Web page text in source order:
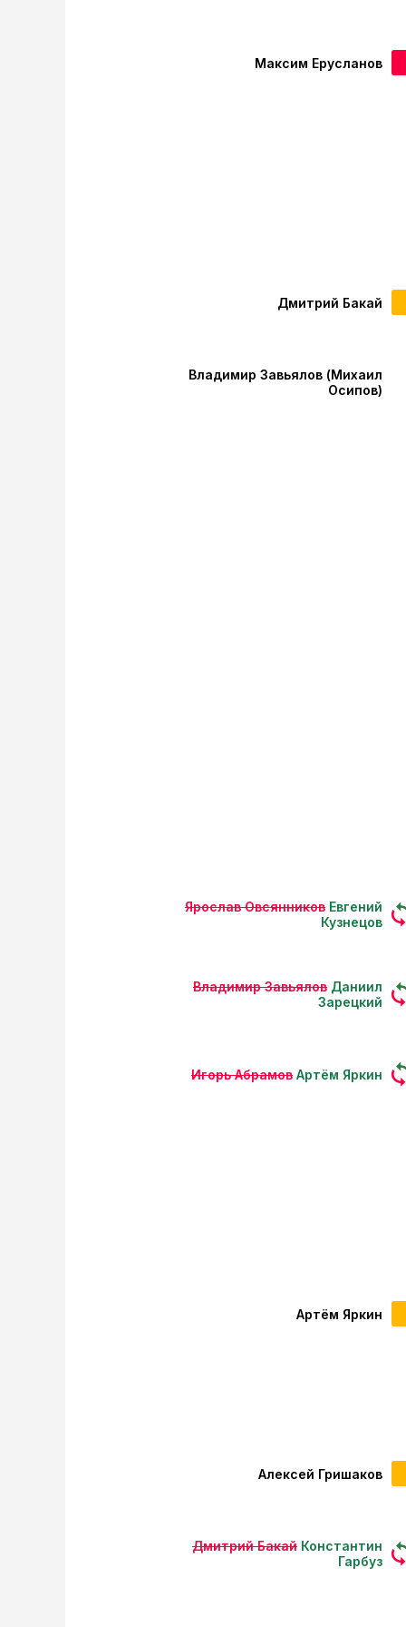
Максим Ерусланов
Дмитрий Бакай
Владимир Завьялов (Михаил
Осипов)
Ярослав Овсянников Евгений
Кузнецов
Владимир Завьялов Даниил
Зарецкий
Игорь Абрамов Артём Яркин
Артём Яркин
Алексей Гришаков
Дмитрий Бакай Константин
Гарбуз